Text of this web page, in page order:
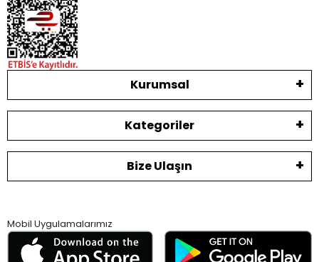
Kurumsal
Kategoriler
Bize Ulaşın
Mobil Uygulamalarımız